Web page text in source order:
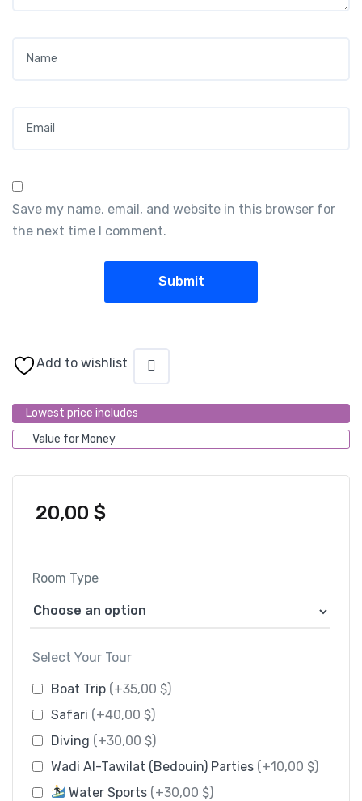
Save my name, email, and website in this browser for
the next time I comment.
Add to wishlist
Lowest price includes
Value for Money
20,00 $
Room Type
Select Your Tour
Boat Trip (+35,00 $)
Safari (+40,00 $)
Diving (+30,00 $)
Wadi Al-Tawilat (Bedouin) Parties (+10,00 $)
Water Sports (+30,00 $)